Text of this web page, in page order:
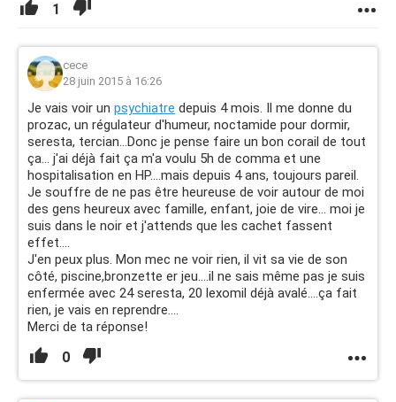
1
cece
28 juin 2015 à 16:26
Je vais voir un psychiatre depuis 4 mois. Il me donne du
prozac, un régulateur d'humeur, noctamide pour dormir,
seresta, tercian...Donc je pense faire un bon corail de tout
ça... j'ai déjà fait ça m'a voulu 5h de comma et une
hospitalisation en HP....mais depuis 4 ans, toujours pareil.
Je souffre de ne pas être heureuse de voir autour de moi
des gens heureux avec famille, enfant, joie de vire... moi je
suis dans le noir et j'attends que les cachet fassent
effet....
J'en peux plus. Mon mec ne voir rien, il vit sa vie de son
côté, piscine,bronzette er jeu....il ne sais même pas je suis
enfermée avec 24 seresta, 20 lexomil déjà avalé....ça fait
rien, je vais en reprendre....
Merci de ta réponse!
0